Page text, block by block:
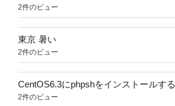
2件のビュー
東京 暑い
2件のビュー
CentOS6.3にphpshをインストールする
2件のビュー